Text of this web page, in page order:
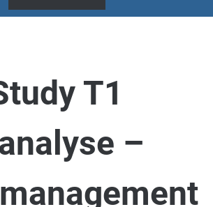
T1
–